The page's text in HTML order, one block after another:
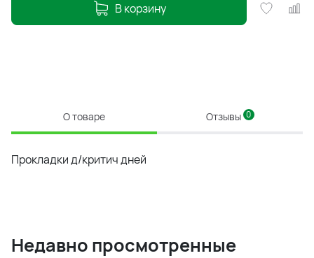
В корзину
О товаре Отзывы 0
Прокладки д/критич дней
Недавно просмотренные